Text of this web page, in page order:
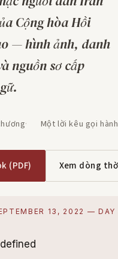
Cộng hòa Hồi
— hình ảnh, danh
nguồn sơ cấp
Một lời kêu gọi
(PDF) Xem dòng
13, 2022 — DAY